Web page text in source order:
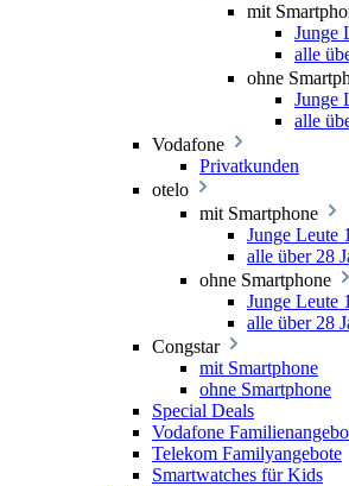
mit
Junge
alle
ohne
Junge
alle
Vodafone
Privatkunden
otelo
mit Smartphone
Junge Leute
alle über 28
ohne Smartphone
Junge Leute
alle über 28
Congstar
mit Smartphone
ohne Smartphone
Special Deals
Vodafone
Telekom Familyangebote
Smartwatches für Kids